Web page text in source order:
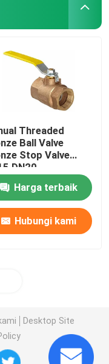
Threaded
Ball Valve
Stop Valve
DN20
Harga terbaik
Hubungi kami
Desktop Site